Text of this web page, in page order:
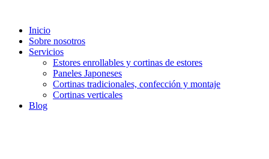
Inicio
Sobre nosotros
Servicios
Estores enrollables y cortinas de estores
Paneles Japoneses
Cortinas tradicionales, confección y montaje
Cortinas verticales
Blog